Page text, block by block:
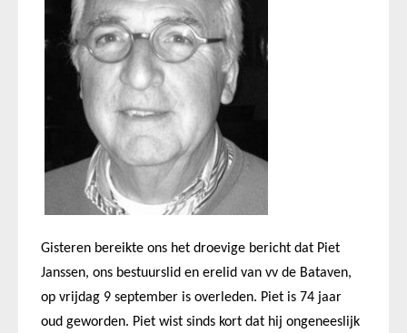
Gisteren bereikte ons het droevige bericht dat Piet
Janssen, ons bestuurslid en erelid van vv de Bataven,
op vrijdag 9 september is overleden. Piet is 74 jaar
oud geworden. Piet wist sinds kort dat hij ongeneeslijk